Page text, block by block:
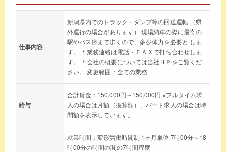
仕事内容
新潟県内でのトラック・ダンプ等の回送運転 （県
外運行の場合があります） 現場納車の際に最寄の
駅やバス停まで歩くので、多少体力を必要と しま
す。 ＊業務連絡は電話・ＦＡＸで打ち合わせしま
す。 ＊会社の概要については当社ＨＰをご覧くだ
さい。 変更範囲：全ての業務
給与
合計賃金：150,000円～150,000円 ※フルタイム求
人の場合は月額（換算額）、パート求人の場合は時
間額を表示しています。
就業時間：変形労働時間制 1ヶ月単位 7時00分～18
時00分の時間の間の7時間程度